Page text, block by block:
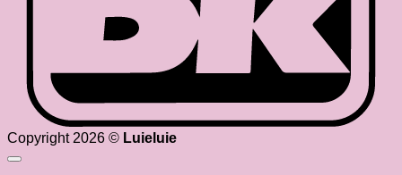
Copyright 2026 © Luieluie